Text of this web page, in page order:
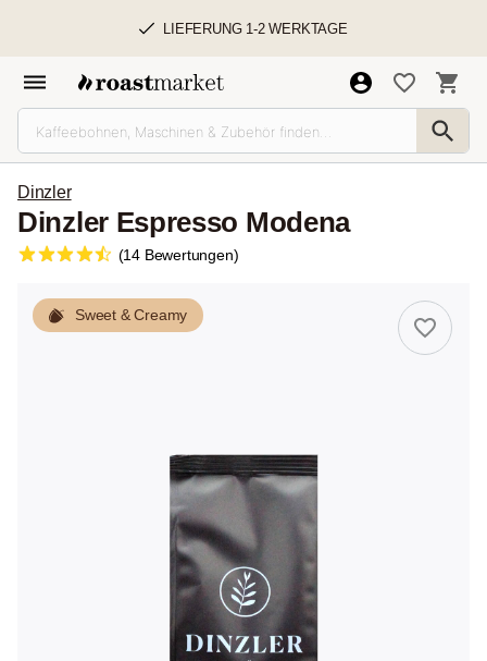
LIEFERUNG 1-2 WERKTAGE
Dinzler
Dinzler Espresso Modena
(14 Bewertungen)
Sweet & Creamy